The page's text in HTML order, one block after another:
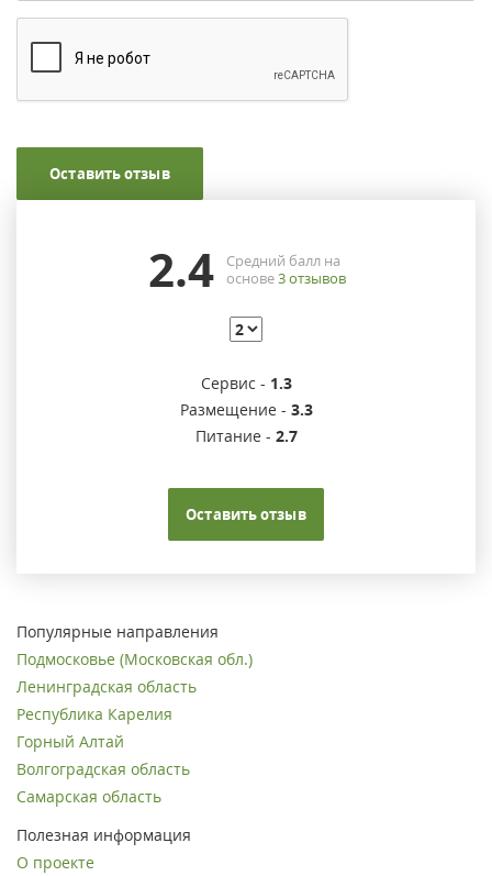
Оставить отзыв
2.4
Средний балл на
основе3отзывов
Сервис - 1.3
Размещение - 3.3
Питание - 2.7
Оставить отзыв
Популярные направления
Подмосковье (Московская обл.)
Ленинградская область
Республика Карелия
Горный Алтай
Волгоградская область
Самарская область
Полезная информация
О проекте